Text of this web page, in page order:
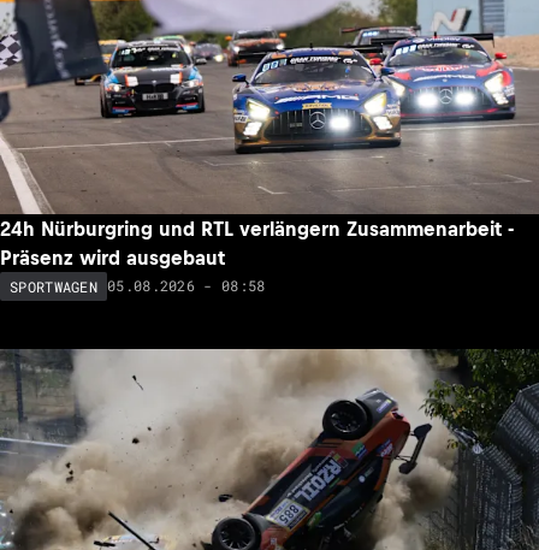
24h Nürburgring und RTL verlängern Zusammenarbeit -
Präsenz wird ausgebaut
SPORTWAGEN 05.08.2026 - 08:58